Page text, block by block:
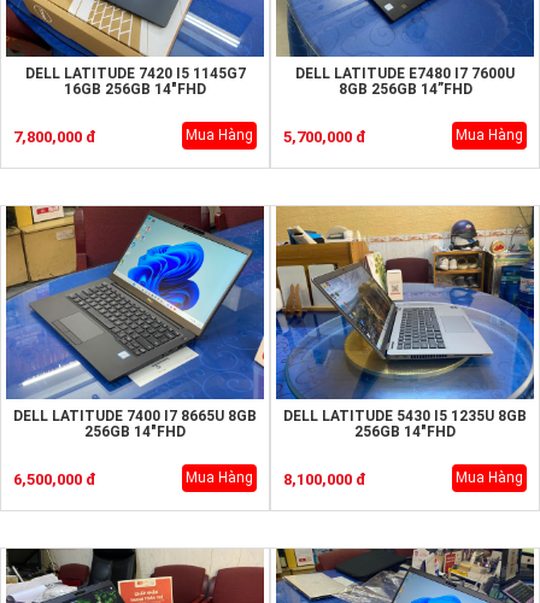
DELL LATITUDE 7420 I5 1145G7
16GB 256GB 14"FHD
7,800,000 đ Mua Hàng
DELL LATITUDE E7480 I7 7600U
8GB 256GB 14”FHD
5,700,000 đ Mua Hàng
DELL LATITUDE 7400 I7 8665U 8GB
256GB 14"FHD
6,500,000 đ Mua Hàng
DELL LATITUDE 5430 I5 1235U 8GB
256GB 14"FHD
8,100,000 đ Mua Hàng